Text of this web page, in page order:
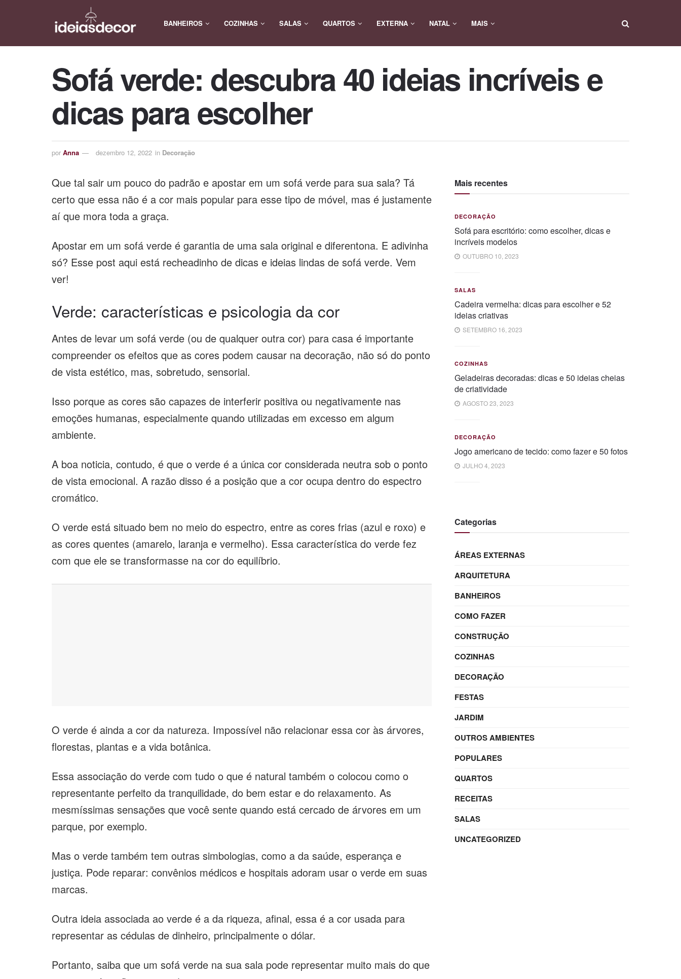
BANHEIROS COZINHAS SALAS QUARTOS EXTERNA NATAL MAIS
Sofá verde: descubra 40 ideias incríveis e
dicas para escolher
por Anna dezembro 12, 2022 in Decoração
Que tal sair um pouco do padrão e apostar em um sofá verde para sua sala? Tá
certo que essa não é a cor mais popular para esse tipo de móvel, mas é justamente
aí que mora toda a graça.
Apostar em um sofá verde é garantia de uma sala original e diferentona. E adivinha
só? Esse post aqui está recheadinho de dicas e ideias lindas de sofá verde. Vem
ver!
Verde: características e psicologia da cor
Antes de levar um sofá verde (ou de qualquer outra cor) para casa é importante
compreender os efeitos que as cores podem causar na decoração, não só do ponto
de vista estético, mas, sobretudo, sensorial.
Isso porque as cores são capazes de interferir positiva ou negativamente nas
emoções humanas, especialmente quando utilizadas em excesso em algum
ambiente.
A boa noticia, contudo, é que o verde é a única cor considerada neutra sob o ponto
de vista emocional. A razão disso é a posição que a cor ocupa dentro do espectro
cromático.
O verde está situado bem no meio do espectro, entre as cores frias (azul e roxo) e
as cores quentes (amarelo, laranja e vermelho). Essa característica do verde fez
com que ele se transformasse na cor do equilíbrio.
O verde é ainda a cor da natureza. Impossível não relacionar essa cor às árvores,
florestas, plantas e a vida botânica.
Essa associação do verde com tudo o que é natural também o colocou como o
representante perfeito da tranquilidade, do bem estar e do relaxamento. As
mesmíssimas sensações que você sente quando está cercado de árvores em um
parque, por exemplo.
Mas o verde também tem outras simbologias, como a da saúde, esperança e
justiça. Pode reparar: convênios médicos e hospitais adoram usar o verde em suas
marcas.
Outra ideia associada ao verde é a da riqueza, afinal, essa é a cor usada para
representar as cédulas de dinheiro, principalmente o dólar.
Portanto, saiba que um sofá verde na sua sala pode representar muito mais do que
Mais recentes
DECORAÇÃO
Sofá para escritório: como escolher, dicas e
incríveis modelos
OUTUBRO 10, 2023
SALAS
Cadeira vermelha: dicas para escolher e 52
ideias criativas
SETEMBRO 16, 2023
COZINHAS
Geladeiras decoradas: dicas e 50 ideias cheias
de criatividade
AGOSTO 23, 2023
DECORAÇÃO
Jogo americano de tecido: como fazer e 50 fotos
JULHO 4, 2023
Categorias
ÁREAS EXTERNAS
ARQUITETURA
BANHEIROS
COMO FAZER
CONSTRUÇÃO
COZINHAS
DECORAÇÃO
FESTAS
JARDIM
OUTROS AMBIENTES
POPULARES
QUARTOS
RECEITAS
SALAS
UNCATEGORIZED